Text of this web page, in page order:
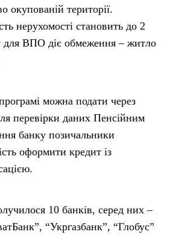
окупованій території.
нерухомості становить до 2
ВПО діє обмеження – житло
можна подати через
перевірки даних Пенсійним
банку позичальники
оформити кредит із
10 банків, серед них –
“Укргазбанк”, “Глобус”